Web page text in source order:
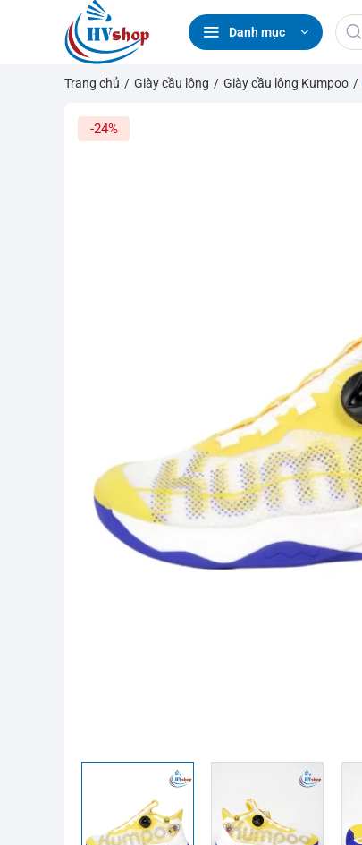
Danh mục
Tìm
kiếm:
Trang chủ / Giày cầu lông / Giày cầu lông Kumpoo /
-24%